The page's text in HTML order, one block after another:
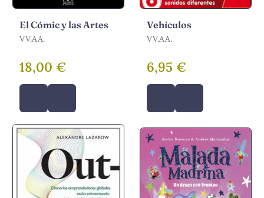
El Cómic y las Artes
VV.AA.
18,00 €
Vehículos
VV.AA.
6,95 €